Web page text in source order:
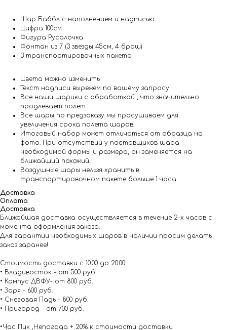
Шар Баббл с наполнением и надписью
Цифра 100см
Фигура Русалочка
Фонтан из 7 (3 звезды 45см, 4 браш)
3 транспортировочных пакета
Цвета можно изменить
Текст надписи вырежем по вашему запросу
Все наши шарики с обработкой , что значительно
продлевает полет.
Все шары по предзаказу мы просушиваем для
увеличения срока полета шаров.
Итоговый набор может отличаться от образца на
фото. При отсутствии у поставщиков шара
необходимой формы и размера, он заменяется на
ближайший похожий.
Воздушные шары нельзя хранить в
транспортировочном пакете больше 1 часа
Доставка
Оплата
Доставка
Ближайшая доставка осуществляется в течение 2-х часов с
момента оформления заказа.
Для гарантии необходимых шаров в наличии просим делать
заказ заранее!
Стоимость доставки с 10.00 до 20:00:
• Владивосток - от 500 руб.
• Кампус ДВФУ- от 800 руб.
• Заря - 600 руб.
• Снеговая Падь - 800 руб.
• Пригород - от 700 руб.
•Час Пик ,Непогода + 20% к стоимости доставки